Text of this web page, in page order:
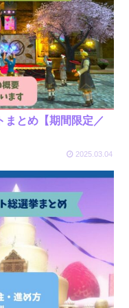
まとめ【期間限定／
2025.03.04